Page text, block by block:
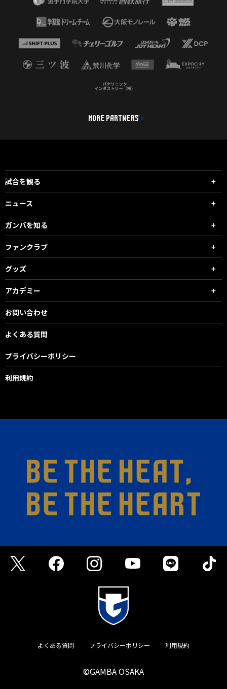
MORE PARTNERS
試合を観る
ニュース
ガンバを知る
ファンクラブ
グッズ
アカデミー
お問い合わせ
よくある質問
プライバシーポリシー
利用規約
よくある質問 プライバシーポリシー 利用規約
©GAMBA OSAKA